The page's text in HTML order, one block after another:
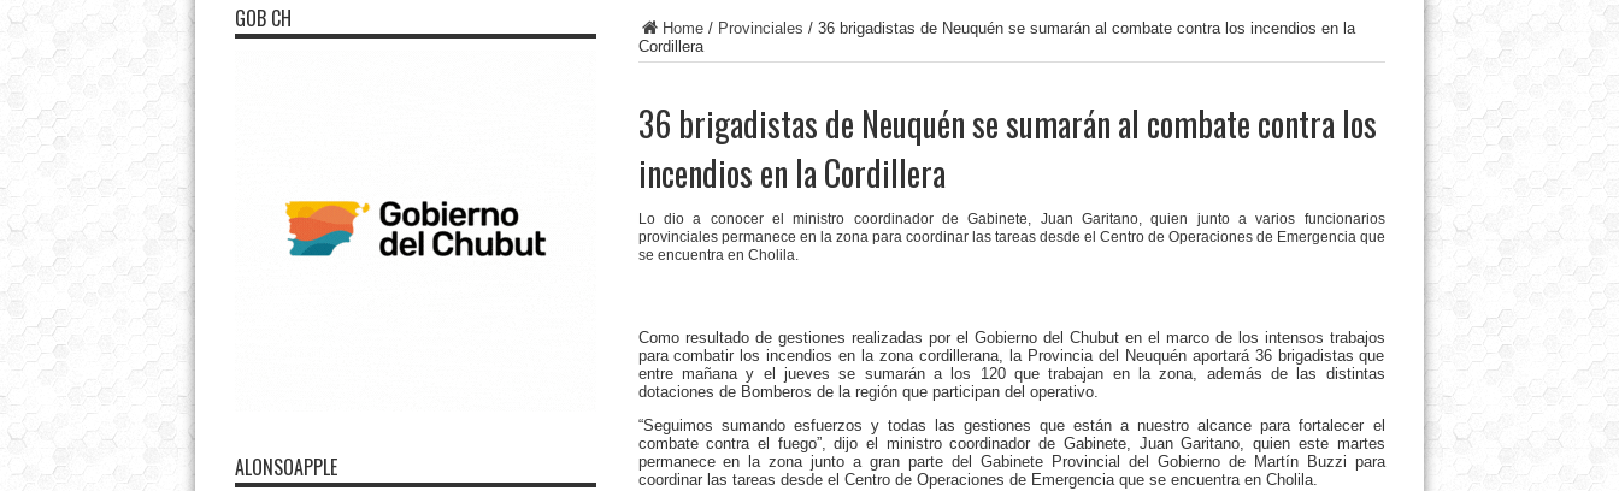
Home/ Provinciales / 36 brigadistas de Neuquén se sumarán al combate contra los incendios en la
Cordillera
36 brigadistas de Neuquén se sumarán al combate contra los
incendios en la Cordillera
Lo dio a conocer el ministro coordinador de Gabinete, Juan Garitano, quien junto a varios funcionarios
provinciales permanece en la zona para coordinar las tareas desde el Centro de Operaciones de Emergencia que
se encuentra en Cholila.
Como resultado de gestiones realizadas por el Gobierno del Chubut en el marco de los intensos trabajos
para combatir los incendios en la zona cordillerana, la Provincia del Neuquén aportará 36 brigadistas que
entre mañana y el jueves se sumarán a los 120 que trabajan en la zona, además de las distintas
dotaciones de Bomberos de la región que participan del operativo.
“Seguimos sumando esfuerzos y todas las gestiones que están a nuestro alcance para fortalecer el
combate contra el fuego”, dijo el ministro coordinador de Gabinete, Juan Garitano, quien este martes
permanece en la zona junto a gran parte del Gabinete Provincial del Gobierno de Martín Buzzi para
coordinar las tareas desde el Centro de Operaciones de Emergencia que se encuentra en Cholila.
GOB CH
ALONSOAPPLE